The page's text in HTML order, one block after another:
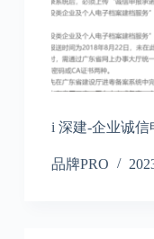
i 深建-企业诚
品牌PRO